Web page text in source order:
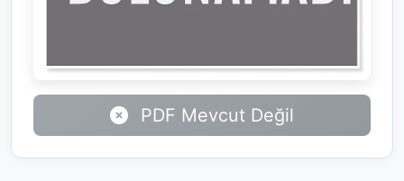
PDF Mevcut Değil